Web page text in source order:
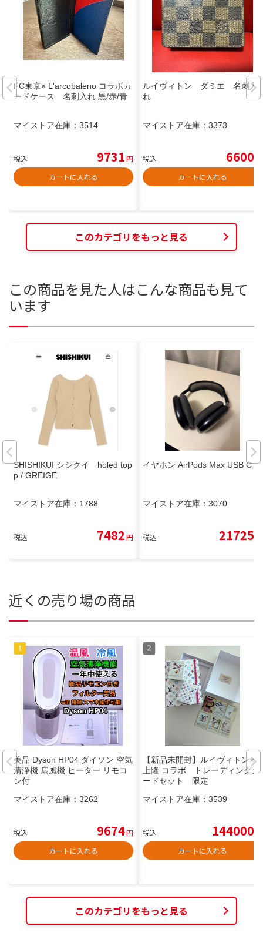
FC東京× L'arcobaleno コラボカ
ードケース 名刺入れ 黒/赤/青
マイストア在庫： 3514
税込 9731円
カートに入れる
ルイヴィトン ダミエ 名刺入
れ
マイストア在庫： 3373
税込 6600
カートに入れる
このカテゴリをもっと見る
この商品を見た人はこんな商品も見て
います
SHISHIKUI シシクイ holed top
p / GREIGE
マイストア在庫： 1788
税込 7482円
イヤホン AirPods Max USB C
マイストア在庫： 3070
税込 21725
近くの売り場の商品
美品 Dyson HP04 ダイソン 空気
清浄機 扇風機 ヒーター リモコ
ン付
マイストア在庫： 3262
税込 9674円
カートに入れる
【新品未開封】ルイヴィトン×村
上隆 コラボ トレーディングカ
ードセット 限定
マイストア在庫： 3539
税込 144000
カートに入れる
このカテゴリをもっと見る